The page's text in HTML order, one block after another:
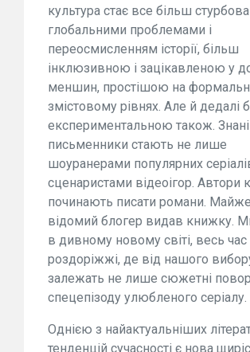
культура стає все більш
глобальними проблемами і
переосмисленням історії, більш
інклюзивною і зацікавленою у
меншин, простішою на
змістовому рівнях. Але й дедалі
експериментальною також. Знані
письменники стають не лише
шоуранерами популярних
сценаристами відеоігор. Автори
починають писати романи.
відомий блогер видав книжку.
в дивному новому світі, весь час
роздоріжжі, де від нашого
залежать не лише сюжетні
спецепізоду улюбленого серіалу.
Однією з найактуальніших
тенденцій сучасності є нова